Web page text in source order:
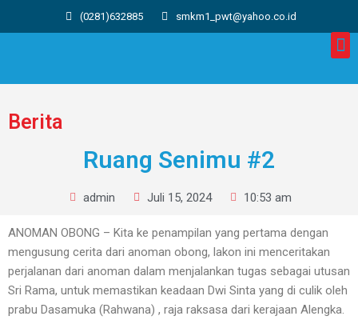
(0281)632885 smkm1_pwt@yahoo.co.id
Berita
Ruang Senimu #2
admin Juli 15, 2024 10:53 am
ANOMAN OBONG – Kita ke penampilan yang pertama dengan
mengusung cerita dari anoman obong, lakon ini menceritakan
perjalanan dari anoman dalam menjalankan tugas sebagai utusan
Sri Rama, untuk memastikan keadaan Dwi Sinta yang di culik oleh
prabu Dasamuka (Rahwana) , raja raksasa dari kerajaan Alengka.